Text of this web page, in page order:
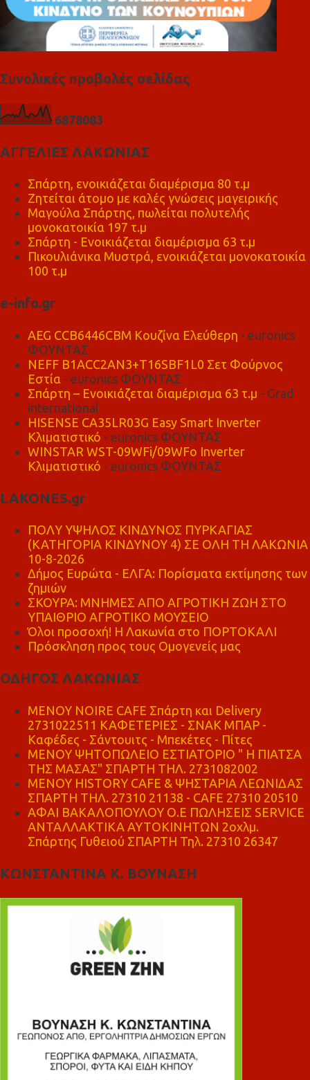
Συνολικές προβολές σελίδας
6878083
ΑΓΓΕΛΙΕΣ ΛΑΚΩΝΙΑΣ
Σπάρτη, ενοικιάζεται διαμέρισμα 80 τ.μ
Ζητείται άτομο με καλές γνώσεις μαγειρικής
Μαγούλα Σπάρτης, πωλείται πολυτελής
μονοκατοικία 197 τ.μ
Σπάρτη - Ενοικιάζεται διαμέρισμα 63 τ.μ
Πικουλιάνικα Μυστρά, ενοικιάζεται μονοκατοικία
100 τ.μ
e-info.gr
AEG CCB6446CBM Κουζίνα Ελεύθερη - euronics
ΦΟΥΝΤΑΣ
NEFF B1ACC2AN3+T16SBF1L0 Σετ Φούρνος
Εστία - euronics ΦΟΥΝΤΑΣ
Σπάρτη – Ενοικιάζεται διαμέρισμα 63 τ.μ - Grad
international
HISENSE CA35LR03G Easy Smart Inverter
Κλιματιστικό - euronics ΦΟΥΝΤΑΣ
WINSTAR WST-09WFi/09WFo Inverter
Κλιματιστικό - euronics ΦΟΥΝΤΑΣ
LAKONES.gr
ΠΟΛΥ ΥΨΗΛΟΣ ΚΙΝΔΥΝΟΣ ΠΥΡΚΑΓΙΑΣ
(ΚΑΤΗΓΟΡΙΑ ΚΙΝΔΥΝΟΥ 4) ΣΕ ΟΛΗ ΤΗ ΛΑΚΩΝΙΑ
10-8-2026
Δήμος Ευρώτα - ΕΛΓΑ: Πορίσματα εκτίμησης των
ζημιών
ΣΚΟΥΡΑ: ΜΝΗΜΕΣ ΑΠΟ ΑΓΡΟΤΙΚΗ ΖΩΗ ΣΤΟ
ΥΠΑΙΘΡΙΟ ΑΓΡΟΤΙΚΟ ΜΟΥΣΕΙΟ
Όλοι προσοχή! Η Λακωνία στο ΠΟΡΤΟΚΑΛΙ
Πρόσκληση προς τους Ομογενείς μας
ΟΔΗΓΟΣ ΛΑΚΩΝΙΑΣ
MENOY NOIRE CAFE Σπάρτη και Delivery
2731022511 ΚΑΦΕΤΕΡΙΕΣ - ΣΝΑΚ ΜΠΑΡ -
Καφέδες - Σάντουιτς - Μπεκέτες - Πίτες
ΜΕΝΟΥ ΨΗΤΟΠΩΛΕΙΟ ΕΣΤΙΑΤΟΡΙΟ " Η ΠΙΑΤΣΑ
ΤΗΣ ΜΑΣΑΣ" ΣΠΑΡΤΗ ΤΗΛ. 2731082002
ΜΕΝΟΥ HISTORY CAFE & ΨΗΣΤΑΡΙΑ ΛΕΩΝΙΔΑΣ
ΣΠΑΡΤΗ ΤΗΛ. 27310 21138 - CAFE 27310 20510
ΑΦΑΙ ΒΑΚΑΛΟΠΟΥΛΟΥ Ο.Ε ΠΩΛΗΣΕΙΣ SERVICE
ΑΝΤΑΛΛΑΚΤΙΚΑ ΑΥΤΟΚΙΝΗΤΩΝ 2οχλμ.
Σπάρτης Γυθειού ΣΠΑΡΤΗ Τηλ. 27310 26347
ΚΩΝΣΤΑΝΤΙΝΑ Κ. ΒΟΥΝΑΣΗ